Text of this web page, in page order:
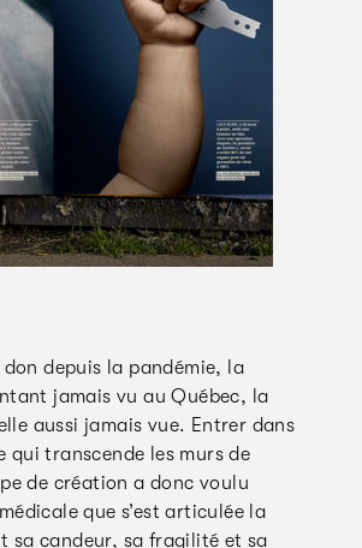
depuis la pandémie, la
jamais vu au Québec, la
aussi jamais vue. Entrer dans
transcende les murs de
de création a donc voulu
que s’est articulée la
sa candeur, sa fragilité et sa